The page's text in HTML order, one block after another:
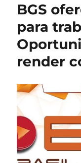
BGS
para
render